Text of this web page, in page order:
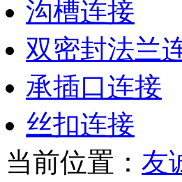
沟槽连接
双密封法兰
承插口连接
丝扣连接
当前位置： 友